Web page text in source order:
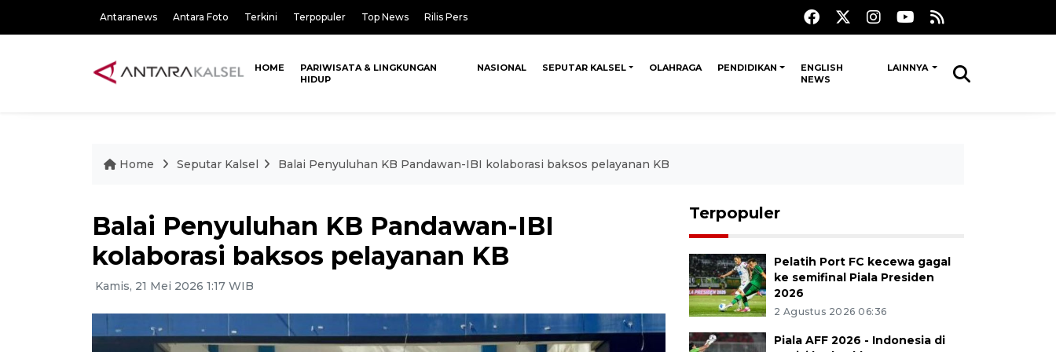
Antaranews Antara Foto Terkini Terpopuler Top News Rilis Pers
HOME
PARIWISATA & LINGKUNGAN
HIDUP
NASIONAL SEPUTAR KALSEL OLAHRAGA PENDIDIKAN
ENGLISH
NEWS
LAINNYA
Home Seputar Kalsel Balai Penyuluhan KB Pandawan-IBI kolaborasi baksos pelayanan KB
Balai Penyuluhan KB Pandawan-IBI
kolaborasi baksos pelayanan KB
Kamis, 21 Mei 2026 1:17 WIB
Terpopuler
Pelatih Port FC kecewa gagal
ke semifinal Piala Presiden
2026
2 Agustus 2026 06:36
Piala AFF 2026 - Indonesia di